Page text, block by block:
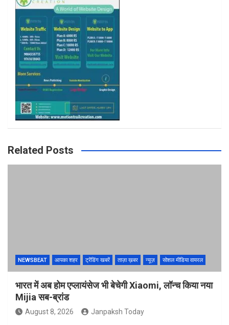
k a
m
Related Posts
NEWSBEAT आपका शहर ट्रेंडिंग खबरें ताज़ा ख़बर न्यूज़ सोशल मीडिया वायरल
भारत में अब होम एप्लायंसेज भी बेचेगी Xiaomi, लॉन्च किया नया
Mijia सब-ब्रांड
August 8, 2026 Janpaksh Today